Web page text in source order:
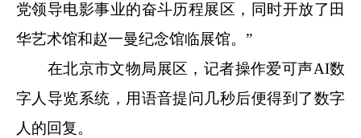
党领导电影事业的奋斗历程展区，同时开放了田
华艺术馆和赵一曼纪念馆临展馆。”
在北京市文物局展区，记者操作爱可声AI数
字人导览系统，用语音提问几秒后便得到了数字
人的回复。